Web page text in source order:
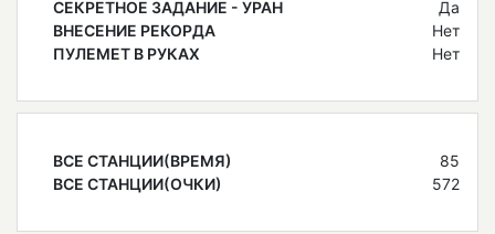
СЕКРЕТНОЕ ЗАДАНИЕ - УРАН
Да
ВНЕСЕНИЕ РЕКОРДА
Нет
ПУЛЕМЕТ В РУКАХ
Нет
ВСЕ СТАНЦИИ(ВРЕМЯ)
85
ВСЕ СТАНЦИИ(ОЧКИ)
572